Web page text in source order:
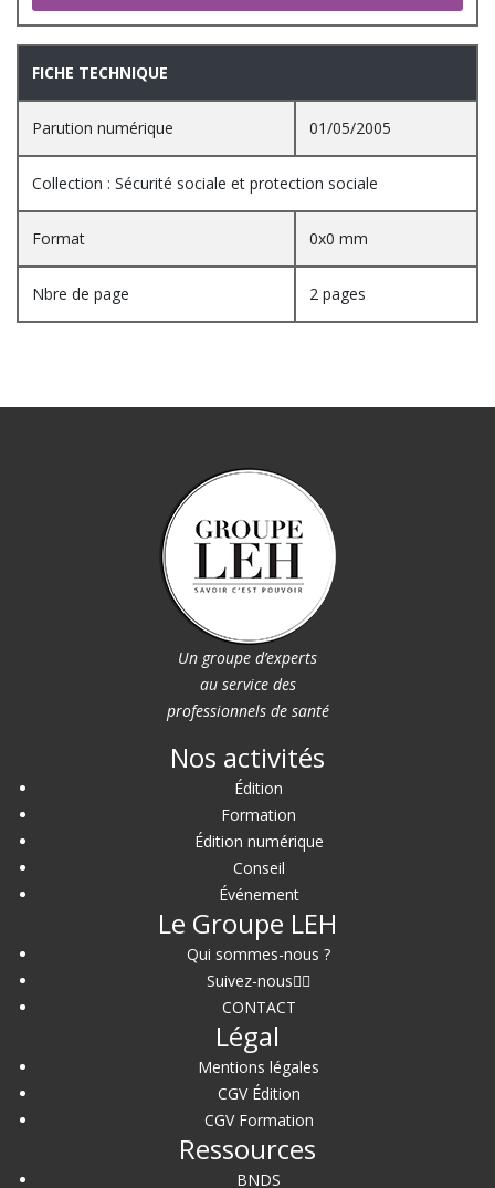
FICHE TECHNIQUE
Parution numérique 01/05/2005
Collection : Sécurité sociale et protection sociale
Format 0x0 mm
Nbre de page 2 pages
Un groupe d’experts
au service des
professionnels de santé
Nos activités
Édition
Formation
Édition numérique
Conseil
Événement
Le Groupe LEH
Qui sommes-nous ?
Suivez-nous
CONTACT
Légal
Mentions légales
CGV Édition
CGV Formation
Ressources
BNDS